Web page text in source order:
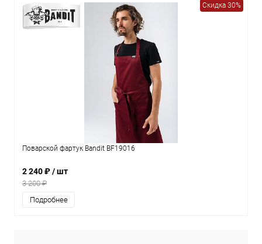
Скидка 30%
Поварской фартук Bandit BF19016
2 240 ₽/ шт
3 200 ₽
Подробнее